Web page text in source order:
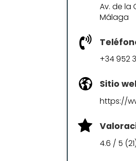
Av. de la
Málaga
+34 952
Sitio
https://
4.6 / 5